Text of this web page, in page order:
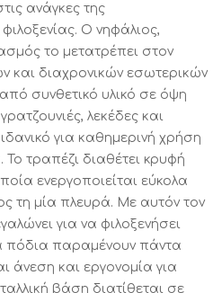
ανάγκες της
Ο νηφάλιος,
το μετατρέπει στον
και διαχρονικών εσωτερικών
συνθετικό υλικό σε όψη
λεκέδες και
για καθημερινή χρήση
τραπέζι διαθέτει κρυφή
ενεργοποιείται εύκολα
τη μία πλευρά. Με αυτόν τον
για να φιλοξενήσει
πόδια παραμένουν πάντα
άνεση και εργονομία για
βάση διατίθεται σε